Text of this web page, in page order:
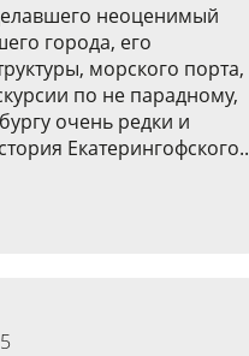
неоценимый
города, его
морского порта,
по не парадному,
очень редки и